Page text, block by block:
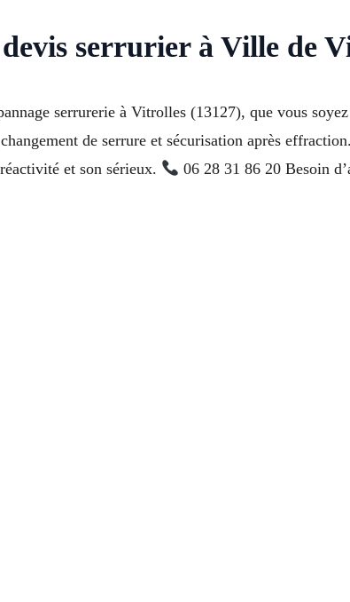
serrurier à Ville de
serrurerie à Vitrolles (13127), que vous
de serrure et sécurisation après
et son sérieux.
06 28 31 86 20 Besoin